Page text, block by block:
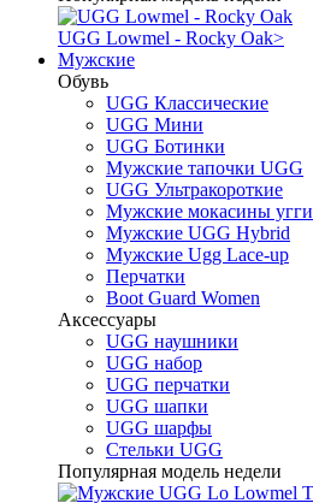
UGG Lowmel - Rocky Oak>
Мужские
Обувь
UGG Классические
UGG Мини
UGG Ботинки
Мужские тапочки UGG
UGG Ультракороткие
Мужские мокасины угги
Мужские UGG Hybrid
Мужские Ugg Lace-up
Перчатки
Boot Guard Women
Аксессуары
UGG наушники
UGG набор
UGG перчатки
UGG шапки
UGG шарфы
Стельки UGG
Популярная модель недели